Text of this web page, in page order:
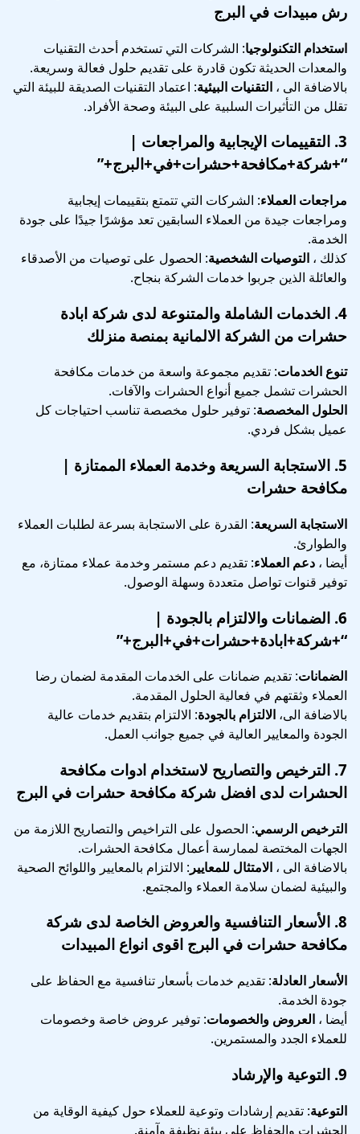
رش مبيدات في البرج
استخدام التكنولوجيا: الشركات التي تستخدم أحدث التقنيات
والمعدات الحديثة تكون قادرة على تقديم حلول فعالة وسريعة.
بالاضافة الى ، التقنيات البيئية: اعتماد التقنيات الصديقة للبيئة التي
تقلل من التأثيرات السلبية على البيئة وصحة الأفراد.
3. التقييمات الإيجابية والمراجعات |
“+شركة+مكافحة+حشرات+في+البرج+”
مراجعات العملاء: الشركات التي تتمتع بتقييمات إيجابية
ومراجعات جيدة من العملاء السابقين تعد مؤشرًا جيدًا على جودة
الخدمة.
كذلك ، التوصيات الشخصية: الحصول على توصيات من الأصدقاء
والعائلة الذين جربوا خدمات الشركة بنجاح.
4. الخدمات الشاملة والمتنوعة لدى شركة ابادة
حشرات من الشركة الالمانية بمنصة منزلك
تنوع الخدمات: تقديم مجموعة واسعة من خدمات مكافحة
الحشرات تشمل جميع أنواع الحشرات والآفات.
الحلول المخصصة: توفير حلول مخصصة تناسب احتياجات كل
عميل بشكل فردي.
5. الاستجابة السريعة وخدمة العملاء الممتازة |
مكافحة حشرات
الاستجابة السريعة: القدرة على الاستجابة بسرعة لطلبات العملاء
والطوارئ.
أيضا ، دعم العملاء: تقديم دعم مستمر وخدمة عملاء ممتازة، مع
توفير قنوات تواصل متعددة وسهلة الوصول.
6. الضمانات والالتزام بالجودة |
“+شركة+ابادة+حشرات+في+البرج+”
الضمانات: تقديم ضمانات على الخدمات المقدمة لضمان رضا
العملاء وثقتهم في فعالية الحلول المقدمة.
بالاضافة الى، الالتزام بالجودة: الالتزام بتقديم خدمات عالية
الجودة والمعايير العالية في جميع جوانب العمل.
7. الترخيص والتصاريح لاستخدام ادوات مكافحة
الحشرات لدى افضل شركة مكافحة حشرات في البرج
الترخيص الرسمي: الحصول على التراخيص والتصاريح اللازمة من
الجهات المختصة لممارسة أعمال مكافحة الحشرات.
بالاضافة الى ، الامتثال للمعايير : الالتزام بالمعايير واللوائح الصحية
والبيئية لضمان سلامة العملاء والمجتمع.
8. الأسعار التنافسية والعروض الخاصة لدى شركة
مكافحة حشرات في البرج اقوى انواع المبيدات
الأسعار العادلة: تقديم خدمات بأسعار تنافسية مع الحفاظ على
جودة الخدمة.
أيضا ، العروض والخصومات: توفير عروض خاصة وخصومات
للعملاء الجدد والمستمرين.
9. التوعية والإرشاد
التوعية: تقديم إرشادات وتوعية للعملاء حول كيفية الوقاية من
الحشرات والحفاظ على بيئة نظيفة وآمنة.